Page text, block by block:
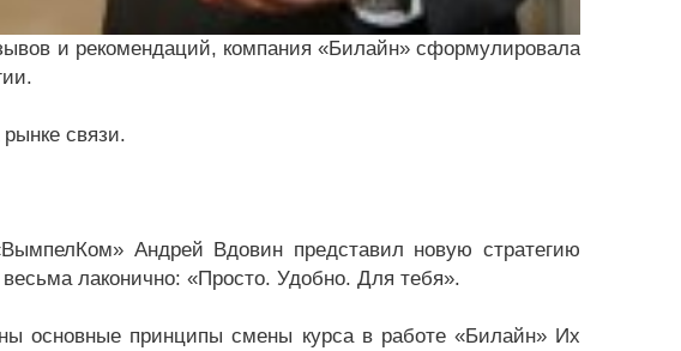
и рекомендаций, компания «Билайн» сформулировала
связи.
Андрей Вдовин представил новую стратегию
лаконично: «Просто. Удобно. Для тебя».
основные принципы смены курса в работе «Билайн» Их